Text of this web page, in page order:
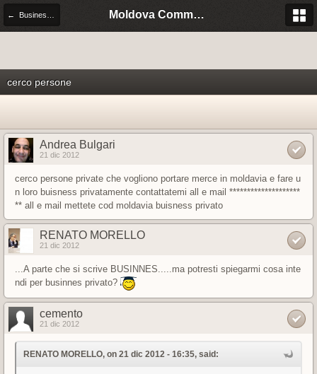
Moldova Community Italia
cerco persone
Andrea Bulgari
21 dic 2012
cerco persone private che vogliono portare merce in moldavia e fare u
n loro buisness privatamente contattatemi all e mail ********************
** all e mail mettete cod moldavia buisness privato
RENATO MORELLO
21 dic 2012
...A parte che si scrive BUSINNES.....ma potresti spiegarmi cosa inte
ndi per businnes privato?
cemento
21 dic 2012
RENATO MORELLO, on 21 dic 2012 - 16:35, said: